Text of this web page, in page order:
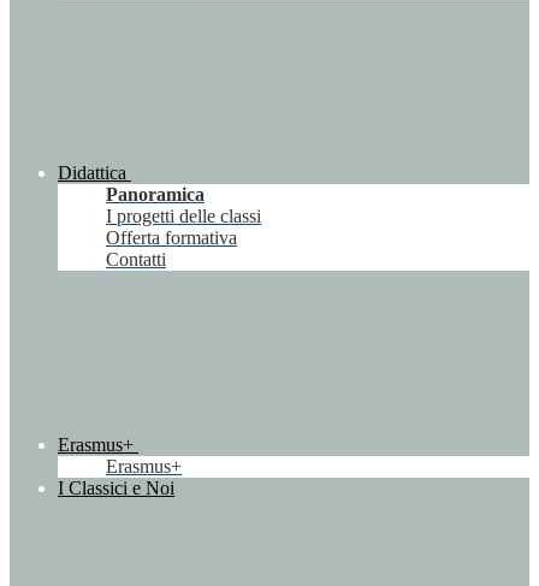
Didattica
Panoramica
I progetti delle classi
Offerta formativa
Contatti
Erasmus+
Erasmus+
I Classici e Noi